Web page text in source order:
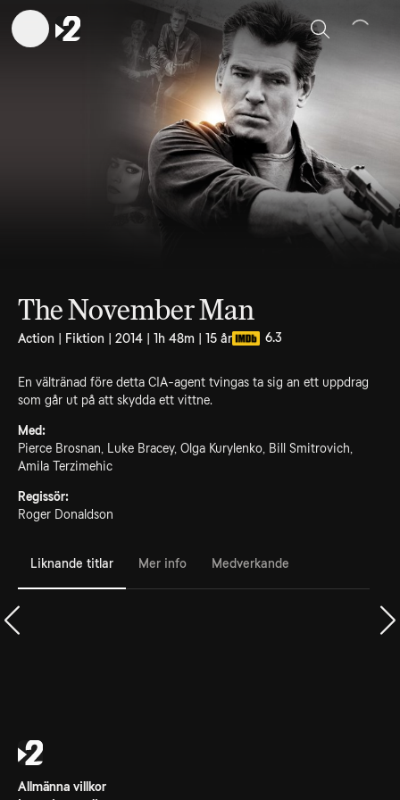
Sök
The November Man
Action | Fiktion | 2014 | 1h 48m | 15 år 6.3
En vältränad före detta CIA-agent tvingas ta sig an ett uppdrag
som går ut på att skydda ett vittne.
Med:
Pierce Brosnan, Luke Bracey, Olga Kurylenko, Bill Smitrovich,
Amila Terzimehic
Regissör:
Roger Donaldson
Liknande titlar Mer info Medverkande
Allmänna villkor